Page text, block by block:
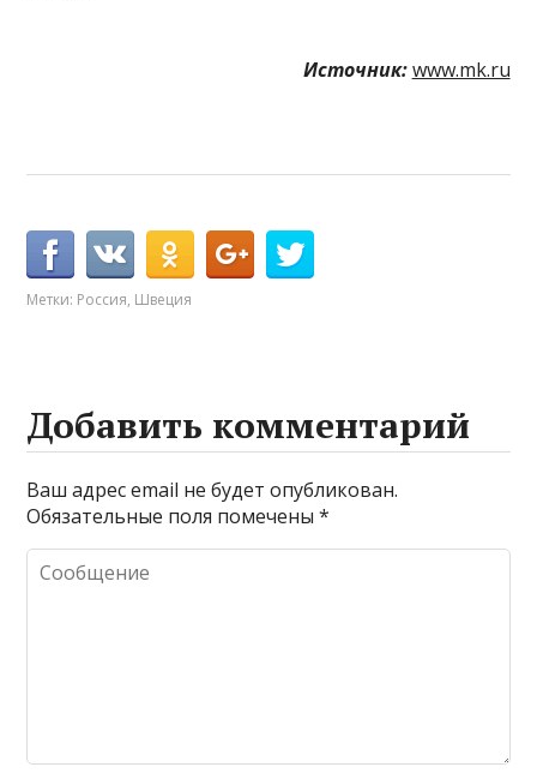
Источник: www.mk.ru
Метки: Россия, Швеция
Добавить комментарий
Ваш адрес email не будет опубликован.
Обязательные поля помечены*